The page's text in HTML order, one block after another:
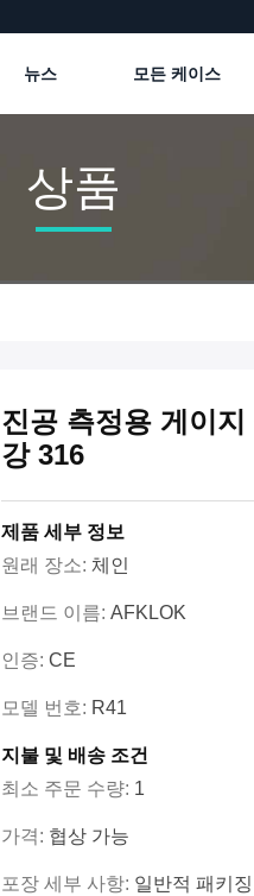
뉴스 모든 케이스
상품
진공 측정용 게이
강 316
제품 세부 정보
원래 장소: 체인
브랜드 이름: AFKLOK
인증: CE
모델 번호: R41
지불 및 배송 조건
최소 주문 수량: 1
가격: 협상 가능
포장 세부 사항: 일반적 패키징